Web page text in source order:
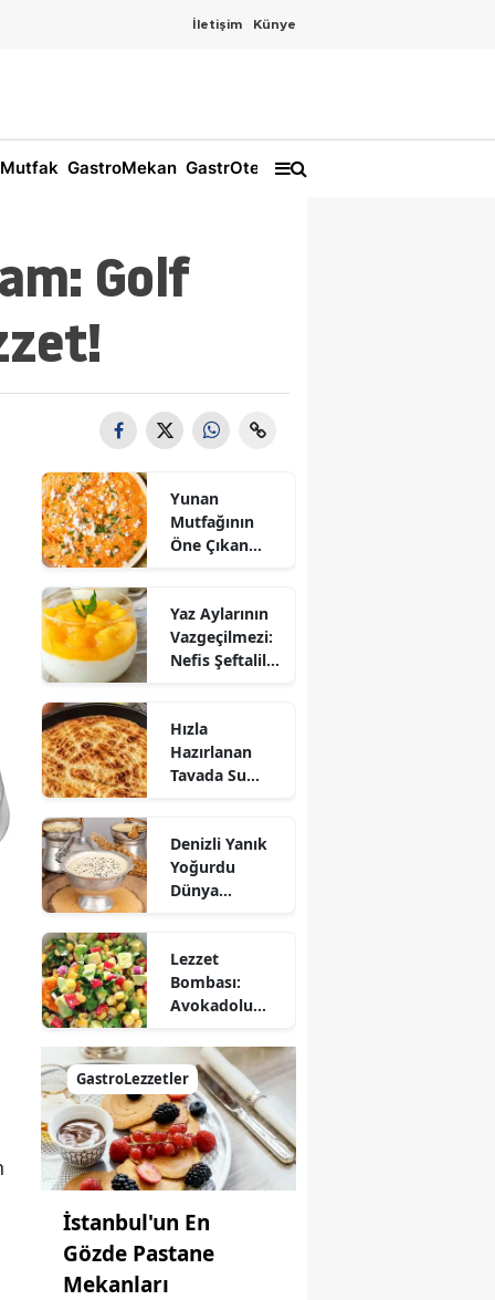
İletişim Künye
GastroMekan GastrOtel
Golf
Yunan
Mutfağının
Öne Çıkan
Nasıl Yapılır?
Yaz Aylarının
Vazgeçilmezi:
Nefis Şeftalili
Hızla
Hazırlanan
Tavada Su
Sofralarınıza
Lezzet Katın!
Denizli Yanık
Yoğurdu
Dünya
Lezzet
Bombası:
Avokadolu
Nasıl Yapılır?
GastroLezzetler
İstanbul'un En
Gözde Pastane
Mekanları